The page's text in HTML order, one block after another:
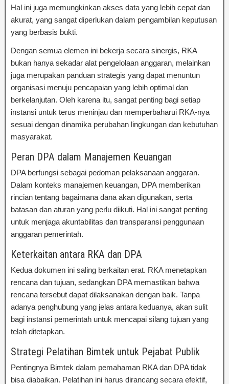
Hal ini juga memungkinkan akses data yang lebih cepat dan
akurat, yang sangat diperlukan dalam pengambilan keputusan
yang berbasis bukti.
Dengan semua elemen ini bekerja secara sinergis, RKA
bukan hanya sekadar alat pengelolaan anggaran, melainkan
juga merupakan panduan strategis yang dapat menuntun
organisasi menuju pencapaian yang lebih optimal dan
berkelanjutan. Oleh karena itu, sangat penting bagi setiap
instansi untuk terus meninjau dan memperbaharui RKA-nya
sesuai dengan dinamika perubahan lingkungan dan kebutuhan
masyarakat.
Peran DPA dalam Manajemen Keuangan
DPA berfungsi sebagai pedoman pelaksanaan anggaran.
Dalam konteks manajemen keuangan, DPA memberikan
rincian tentang bagaimana dana akan digunakan, serta
batasan dan aturan yang perlu diikuti. Hal ini sangat penting
untuk menjaga akuntabilitas dan transparansi penggunaan
anggaran pemerintah.
Keterkaitan antara RKA dan DPA
Kedua dokumen ini saling berkaitan erat. RKA menetapkan
rencana dan tujuan, sedangkan DPA memastikan bahwa
rencana tersebut dapat dilaksanakan dengan baik. Tanpa
adanya penghubung yang jelas antara keduanya, akan sulit
bagi instansi pemerintah untuk mencapai silang tujuan yang
telah ditetapkan.
Strategi Pelatihan Bimtek untuk Pejabat Publik
Pentingnya Bimtek dalam pemahaman RKA dan DPA tidak
bisa diabaikan. Pelatihan ini harus dirancang secara efektif,